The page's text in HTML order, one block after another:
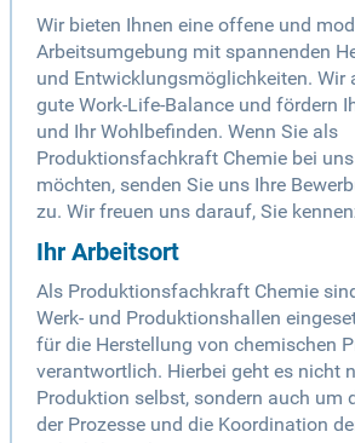
Wir bieten Ihnen eine offene und
Arbeitsumgebung mit spannenden
und Entwicklungsmöglichkeiten. Wir
gute Work-Life-Balance und fördern
und Ihr Wohlbefinden. Wenn Sie als
Produktionsfachkraft Chemie bei
möchten, senden Sie uns Ihre
zu. Wir freuen uns darauf, Sie
Ihr Arbeitsort
Als Produktionsfachkraft Chemie
Werk- und Produktionshallen
für die Herstellung von chemischen
verantwortlich. Hierbei geht es nicht
Produktion selbst, sondern auch um
der Prozesse und die Koordination